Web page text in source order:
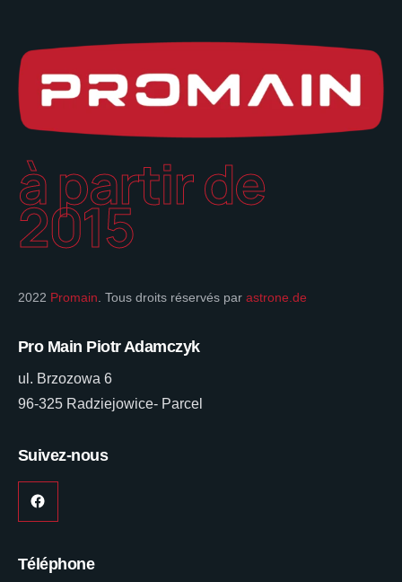
à partir de
2015
2022 Promain . Tous droits réservés par astrone.de
Pro Main Piotr Adamczyk
ul. Brzozowa 6
96-325 Radziejowice- Parcel
Suivez-nous
Téléphone